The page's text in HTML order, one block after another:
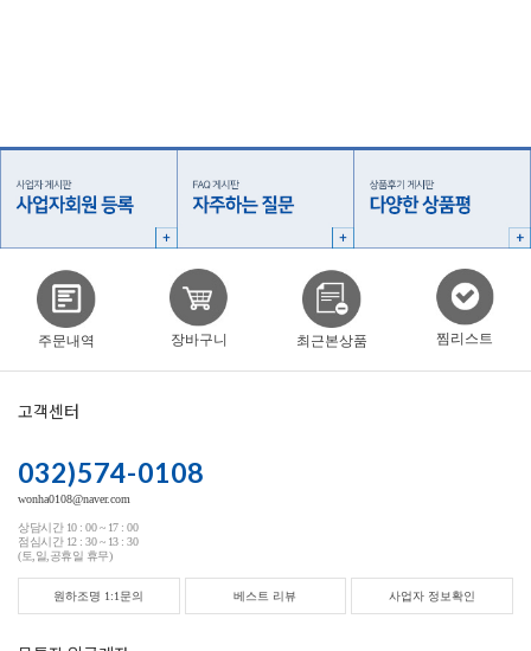
주문내역 장바구니 최근본상품 찜리스트
고객센터
032)574-0108
wonha0108@naver.com
상담시간 10 : 00 ~ 17 : 00
점심시간 12 : 30 ~ 13 : 30
(토,일,공휴일 휴무)
원하조명 1:1문의 베스트 리뷰 사업자 정보확인